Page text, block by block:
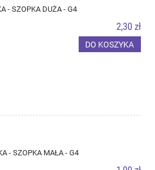
- SZOPKA DUŻA - G4
2,30 zł
DO KOSZYKA
- SZOPKA MAŁA - G4